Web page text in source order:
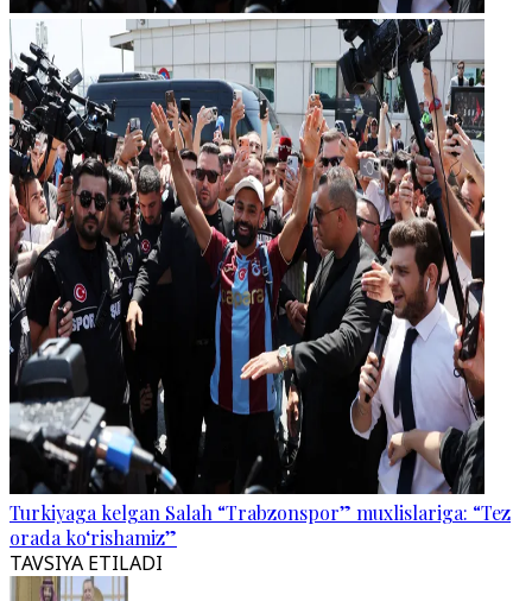
Turkiyaga kelgan Salah “Trabzonspor” muxlislariga: “Tez
orada ko‘rishamiz”
TAVSIYA ETILADI